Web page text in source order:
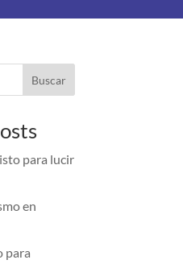
Buscar
para lucir
en
para